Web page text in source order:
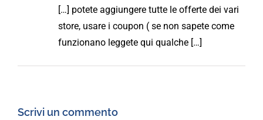
[…] potete aggiungere tutte le offerte dei vari
store, usare i coupon ( se non sapete come
funzionano leggete qui qualche […]
Scrivi un commento